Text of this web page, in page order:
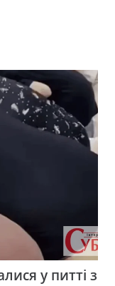
у питті з